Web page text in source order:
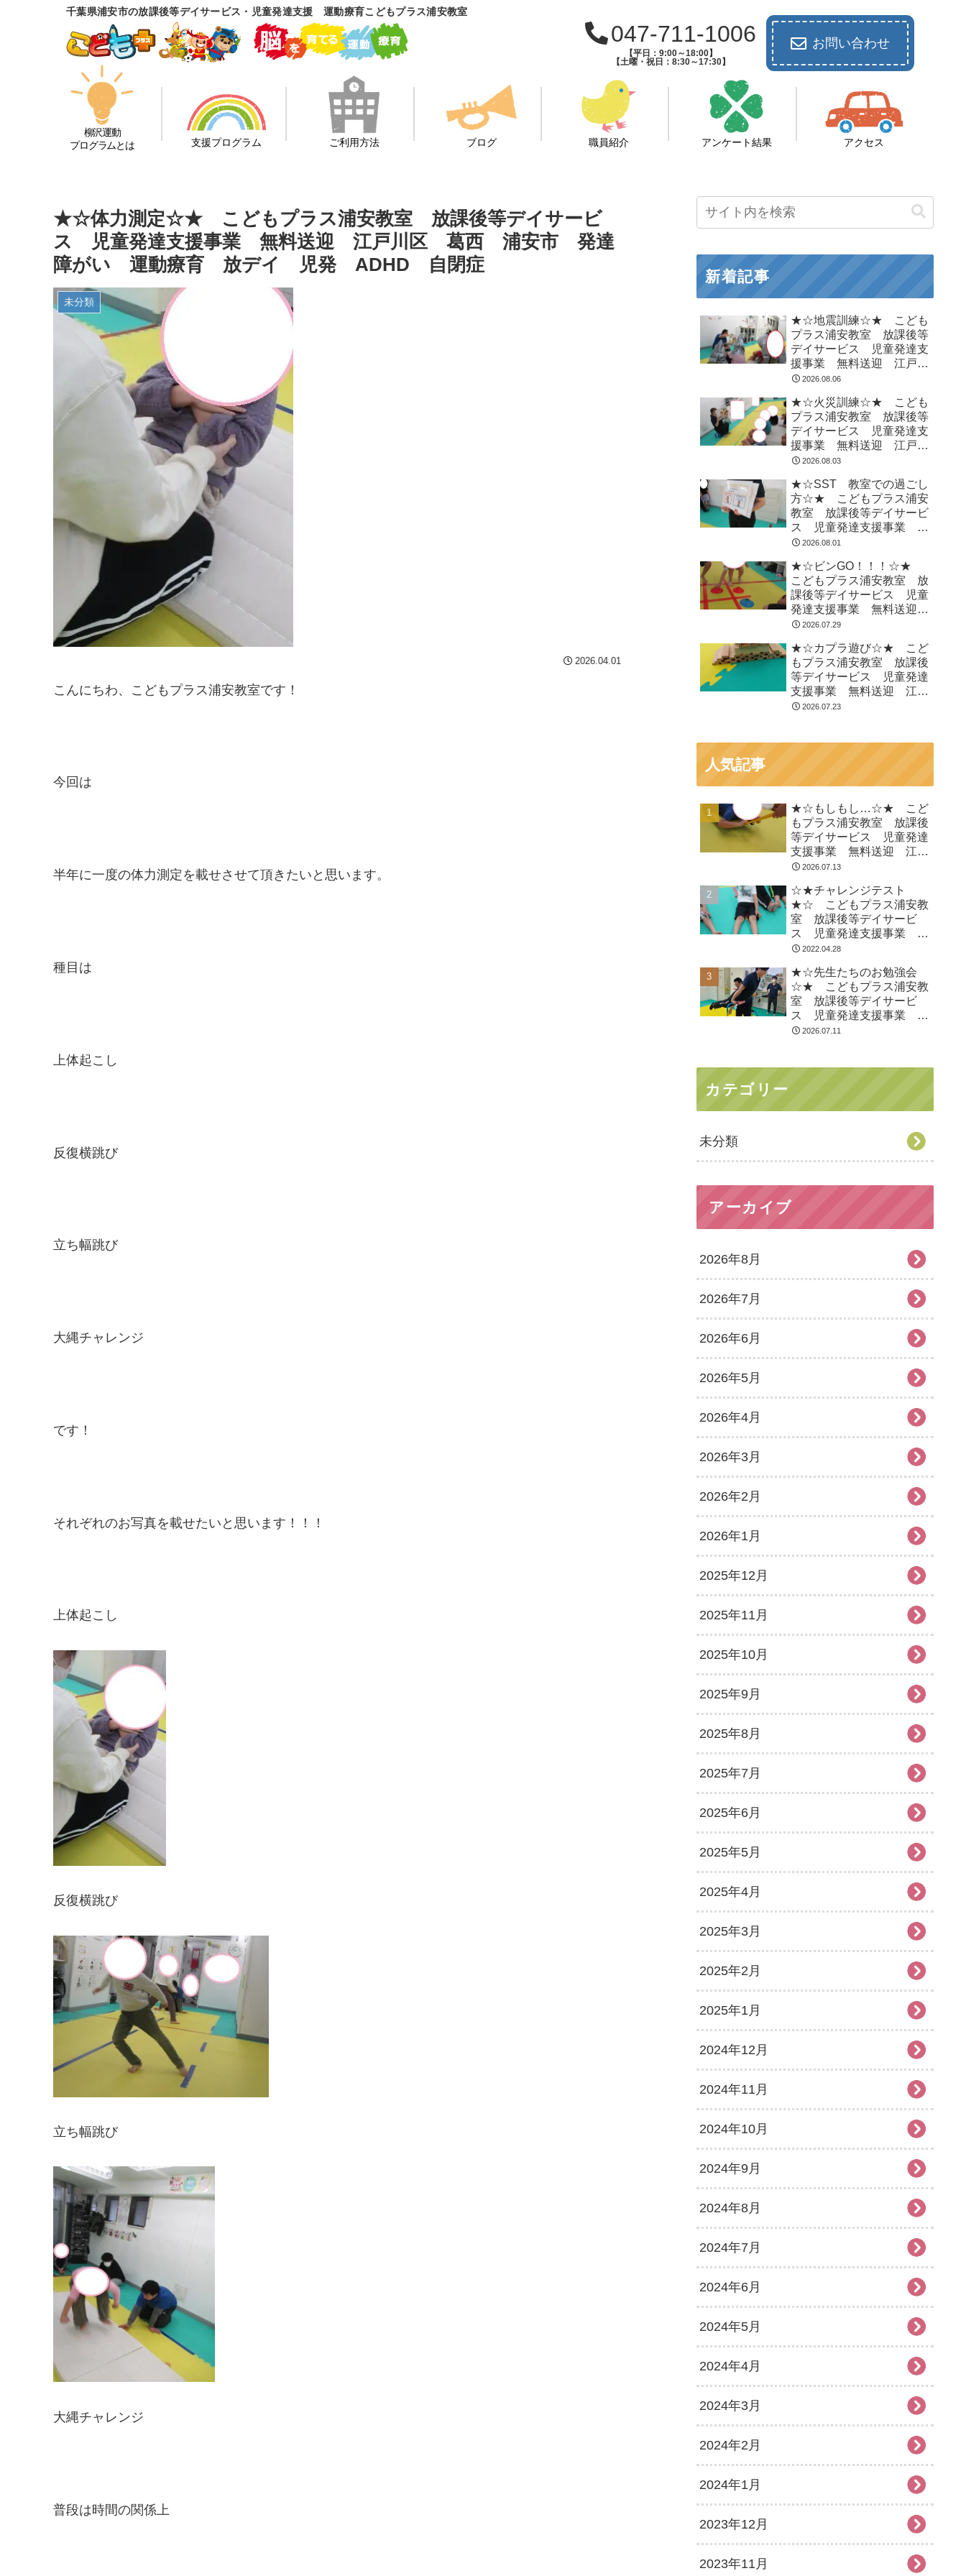
千葉県浦安市の放課後等デイサービス・児童発達支援 運動療育こどもプラス浦安教室
047-711-1006
【平日：9:00～18:00】
【土曜・祝日：8:30～17:30】
お問い合わせ
柳沢運動
プログラムとは
支援プログラム ご利用方法 ブログ 職員紹介 アンケート結果 アクセス
★☆体力測定☆★ こどもプラス浦安教室 放課後等デイサービ
ス 児童発達支援事業 無料送迎 江戸川区 葛西 浦安市 発達
障がい 運動療育 放デイ 児発 ADHD 自閉症
未分類
2026.04.01
こんにちわ、こどもプラス浦安教室です！
今回は
半年に一度の体力測定を載せさせて頂きたいと思います。
種目は
上体起こし
反復横跳び
立ち幅跳び
大縄チャレンジ
です！
それぞれのお写真を載せたいと思います！！！
上体起こし
反復横跳び
立ち幅跳び
大縄チャレンジ
普段は時間の関係上
新着記事
★☆地震訓練☆★ こども
プラス浦安教室 放課後等
デイサービス 児童発達支
援事業 無料送迎 江戸川
区 葛西 浦安市 発達障
児発 ADHD 自閉症
2026.08.06
★☆火災訓練☆★ こども
プラス浦安教室 放課後等
デイサービス 児童発達支
援事業 無料送迎 江戸川
区 葛西 浦安市 発達障
児発 ADHD 自閉症
2026.08.03
★☆SST 教室での過ごし
方☆★ こどもプラス浦安
教室 放課後等デイサービ
ス 児童発達支援事業 無
料送迎 江戸川区 葛西
療育 放デイ 児発
ADHD 自閉症
2026.08.01
★☆ビンGO！！！☆★
こどもプラス浦安教室 放
課後等デイサービス 児童
発達支援事業 無料送迎
江戸川区 葛西 浦安市
デイ 児発 ADHD 自閉
症
2026.07.29
★☆カプラ遊び☆★ こど
もプラス浦安教室 放課後
等デイサービス 児童発達
支援事業 無料送迎 江戸
川区 葛西 浦安市 発達
2026.07.23
人気記事
★☆もしもし…☆★ こど
もプラス浦安教室 放課後
等デイサービス 児童発達
支援事業 無料送迎 江戸
川区 葛西 浦安市 発達
イ 児発 ADHD 自閉症
2026.07.13
☆★チャレンジテスト
★☆ こどもプラス浦安教
室 放課後等デイサービ
ス 児童発達支援事業 無
料送迎 江戸川区 葛西
療育 放デイ 児発
ADHD 自閉症
2022.04.28
★☆先生たちのお勉強会
☆★ こどもプラス浦安教
室 放課後等デイサービ
ス 児童発達支援事業 無
料送迎 江戸川区 葛西
2026.07.11
カテゴリー
未分類
アーカイブ
2026年8月
2026年7月
2026年6月
2026年5月
2026年4月
2026年3月
2026年2月
2026年1月
2025年12月
2025年11月
2025年10月
2025年9月
2025年8月
2025年7月
2025年6月
2025年5月
2025年4月
2025年3月
2025年2月
2025年1月
2024年12月
2024年11月
2024年10月
2024年9月
2024年8月
2024年7月
2024年6月
2024年5月
2024年4月
2024年3月
2024年2月
2024年1月
2023年12月
2023年11月